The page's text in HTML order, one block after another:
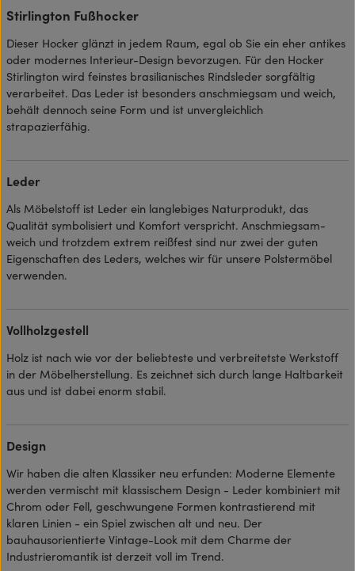
Stirlington Fußhocker
Dieser Hocker glänzt in jedem Raum, egal ob Sie ein eher antikes
oder modernes Interieur-Design bevorzugen. Für den Hocker
Stirlington wird feinstes brasilianisches Rindsleder sorgfältig
verarbeitet. Das Leder ist besonders anschmiegsam und weich,
behält dennoch seine Form und ist unvergleichlich
strapazierfähig.
Leder
Als Möbelstoff ist Leder ein langlebiges Naturprodukt, das
Qualität symbolisiert und Komfort verspricht. Anschmiegsam-
weich und trotzdem extrem reißfest sind nur zwei der guten
Eigenschaften des Leders, welches wir für unsere Polstermöbel
verwenden.
Vollholzgestell
Holz ist nach wie vor der beliebteste und verbreitetste Werkstoff
in der Möbelherstellung. Es zeichnet sich durch lange Haltbarkeit
aus und ist dabei enorm stabil.
Design
Wir haben die alten Klassiker neu erfunden: Moderne Elemente
werden vermischt mit klassischem Design - Leder kombiniert mit
Chrom oder Fell, geschwungene Formen kontrastierend mit
klaren Linien - ein Spiel zwischen alt und neu. Der
bauhausorientierte Vintage-Look mit dem Charme der
Industrieromantik ist derzeit voll im Trend.